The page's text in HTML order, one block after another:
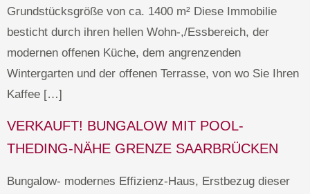
Grundstücksgröße von ca. 1400 m² Diese Immobilie
besticht durch ihren hellen Wohn-,/Essbereich, der
modernen offenen Küche, dem angrenzenden
Wintergarten und der offenen Terrasse, von wo Sie Ihren
Kaffee […]
VERKAUFT! BUNGALOW MIT POOL-
THEDING-NÄHE GRENZE SAARBRÜCKEN
Bungalow- modernes Effizienz-Haus, Erstbezug dieser